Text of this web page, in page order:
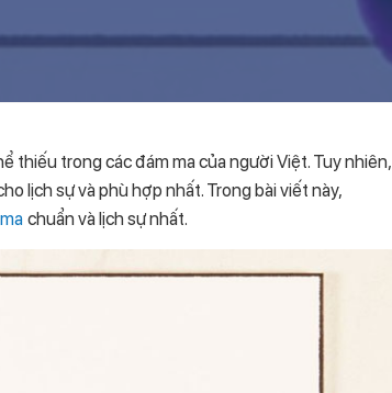
thiếu trong các đám ma của người Việt. Tuy nhiên,
lịch sự và phù hợp nhất. Trong bài viết này,
chuẩn và lịch sự nhất.